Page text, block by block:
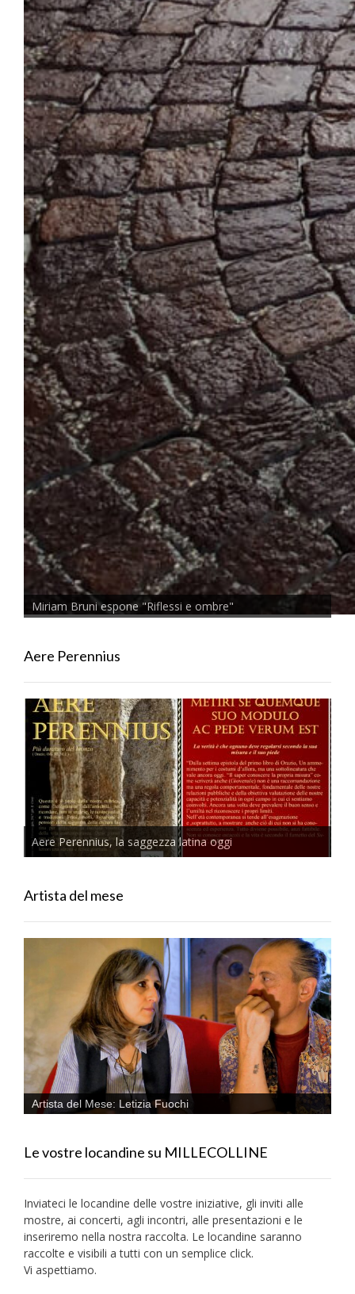
Miriam Bruni espone "Riflessi e ombre"
Aere Perennius
Aere Perennius, la saggezza latina oggi
Artista del mese
Artista del Mese: Letizia Fuochi
Le vostre locandine su MILLECOLLINE
Inviateci le locandine delle vostre iniziative, gli inviti alle
mostre, ai concerti, agli incontri, alle presentazioni e le
inseriremo nella nostra raccolta. Le locandine saranno
raccolte e visibili a tutti con un semplice click.
Vi aspettiamo.